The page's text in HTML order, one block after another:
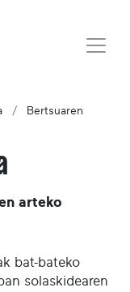
Bertsuaren
arteko
bat-bateko
solaskidearen